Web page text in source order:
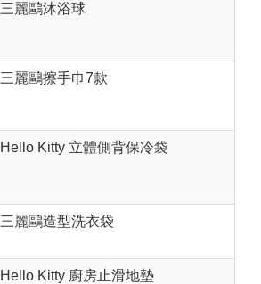
三麗鷗沐浴球
三麗鷗擦手巾7款
Hello Kitty 立體側背保冷袋
三麗鷗造型洗衣袋
Hello Kitty 廚房止滑地墊